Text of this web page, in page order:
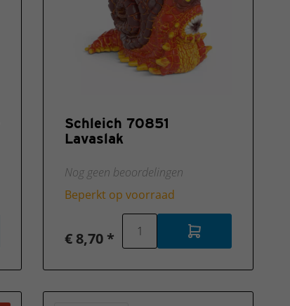
Schleich 70851
Lavaslak
Nog geen beoordelingen
Beperkt op voorraad
€ 8,70 *